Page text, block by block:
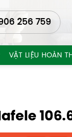
256 759
VẬT LIỆU HOÀN